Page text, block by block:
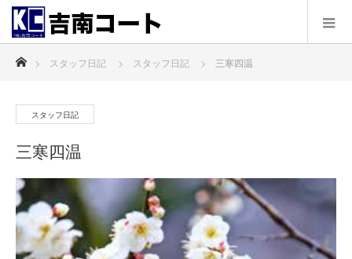
スタッフ日記 スタッフ日記 三寒四温
スタッフ日記
三寒四温